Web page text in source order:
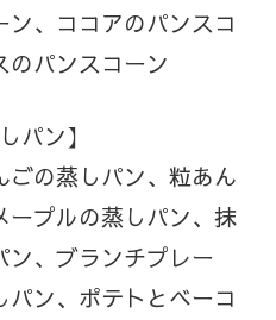
、ココアのパンスコ
のパンスコーン
パン】
ごの蒸しパン、粒あん
ープルの蒸しパン、抹
、ブランチプレー
ン、ポテトとベーコ